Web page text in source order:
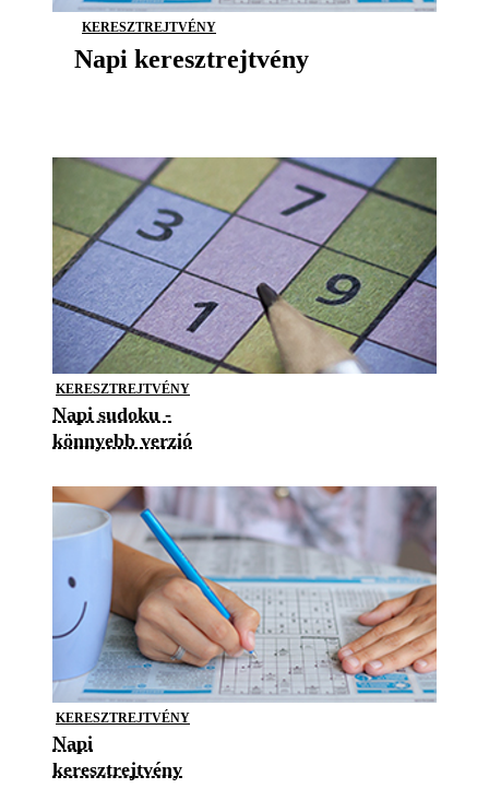
KERESZTREJTVÉNY
Napi keresztrejtvény
KERESZTREJTVÉNY
Napi sudoku -
könnyebb verzió
KERESZTREJTVÉNY
Napi
keresztrejtvény